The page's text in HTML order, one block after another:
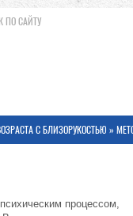
ПО САЙТУ
С БЛИЗОРУКОСТЬЮ »
процессом,